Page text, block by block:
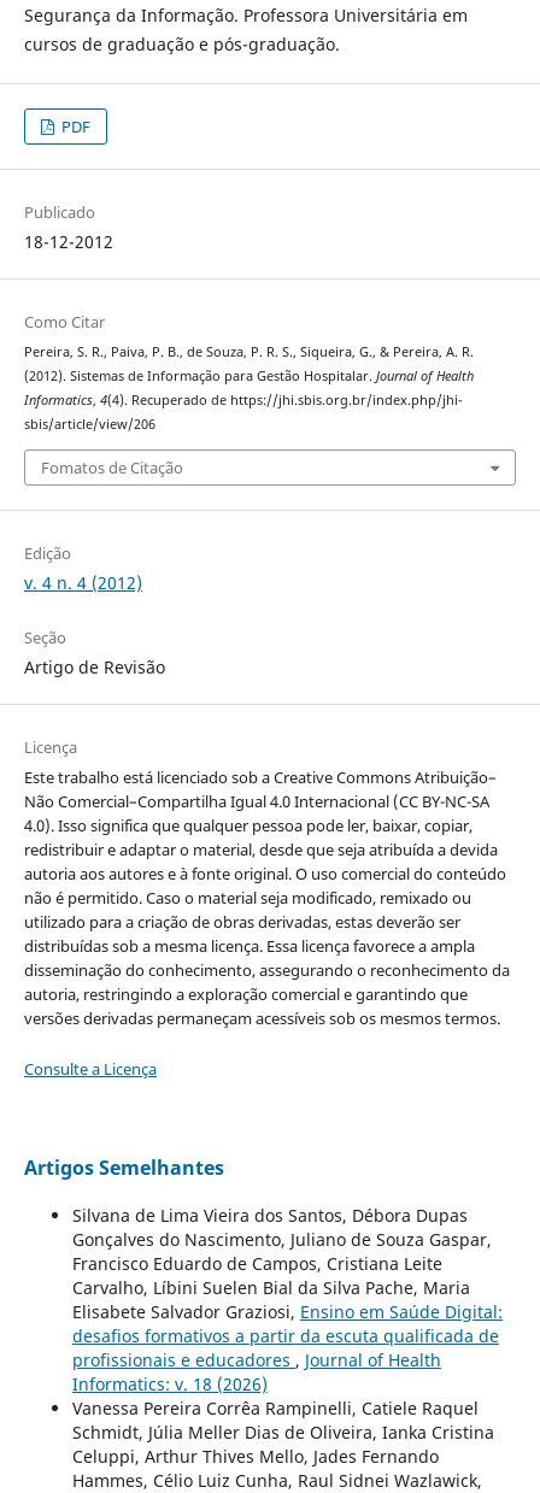
Segurança da Informação. Professora Universitária em
cursos de graduação e pós-graduação.
PDF
Publicado
18-12-2012
Como Citar
Pereira, S. R., Paiva, P. B., de Souza, P. R. S., Siqueira, G., & Pereira, A. R.
(2012). Sistemas de Informação para Gestão Hospitalar. Journal of Health
Informatics, 4(4). Recuperado de https://jhi.sbis.org.br/index.php/jhi-
sbis/article/view/206
Fomatos de Citação
Edição
v. 4 n. 4 (2012)
Seção
Artigo de Revisão
Licença
Este trabalho está licenciado sob a Creative Commons Atribuição–
Não Comercial–Compartilha Igual 4.0 Internacional (CC BY-NC-SA
4.0). Isso significa que qualquer pessoa pode ler, baixar, copiar,
redistribuir e adaptar o material, desde que seja atribuída a devida
autoria aos autores e à fonte original. O uso comercial do conteúdo
não é permitido. Caso o material seja modificado, remixado ou
utilizado para a criação de obras derivadas, estas deverão ser
distribuídas sob a mesma licença. Essa licença favorece a ampla
disseminação do conhecimento, assegurando o reconhecimento da
autoria, restringindo a exploração comercial e garantindo que
versões derivadas permaneçam acessíveis sob os mesmos termos.
Consulte a Licença
Artigos Semelhantes
Silvana de Lima Vieira dos Santos, Débora Dupas
Gonçalves do Nascimento, Juliano de Souza Gaspar,
Francisco Eduardo de Campos, Cristiana Leite
Carvalho, Líbini Suelen Bial da Silva Pache, Maria
Elisabete Salvador Graziosi, Ensino em Saúde Digital:
desafios formativos a partir da escuta qualificada de
profissionais e educadores , Journal of Health
Informatics: v. 18 (2026)
Vanessa Pereira Corrêa Rampinelli, Catiele Raquel
Schmidt, Júlia Meller Dias de Oliveira, Ianka Cristina
Celuppi, Arthur Thives Mello, Jades Fernando
Hammes, Célio Luiz Cunha, Raul Sidnei Wazlawick,